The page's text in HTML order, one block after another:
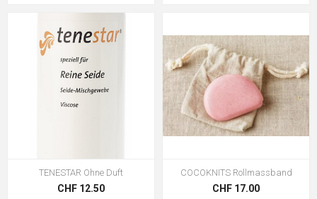
TENESTAR Ohne Duft
CHF 12.50
COCOKNITS Rollmassband
CHF 17.00